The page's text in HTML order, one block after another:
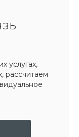
услугах,
рассчитаем